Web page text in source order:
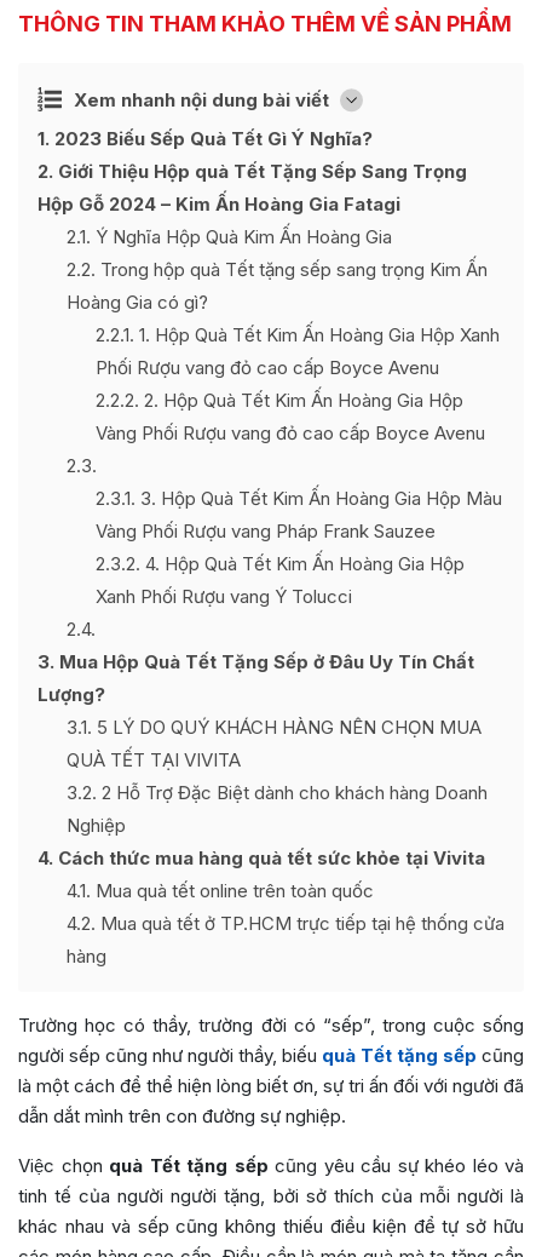
THÔNG TIN THAM KHẢO THÊM VỀ SẢN PHẨM
Xem nhanh nội dung bài viết [
Ẩn
1 2023 Biếu Sếp Quà Tết Gì Ý Nghĩa?
2 Giới Thiệu Hộp quà Tết Tặng Sếp Sang Trọng
Hộp Gỗ 2024 – Kim Ấn Hoàng Gia Fatagi
2.1 Ý Nghĩa Hộp Quà Kim Ấn Hoàng Gia
2.2 Trong hộp quà Tết tặng sếp sang trọng Kim Ấn
Hoàng Gia có gì?
2.2.1 1. Hộp Quà Tết Kim Ấn Hoàng Gia Hộp Xanh
Phối Rượu vang đỏ cao cấp Boyce Avenu
2.2.2 2. Hộp Quà Tết Kim Ấn Hoàng Gia Hộp
Vàng Phối Rượu vang đỏ cao cấp Boyce Avenu
2.3
2.3.1 3. Hộp Quà Tết Kim Ấn Hoàng Gia Hộp Màu
Vàng Phối Rượu vang Pháp Frank Sauzee
2.3.2 4. Hộp Quà Tết Kim Ấn Hoàng Gia Hộp
Xanh Phối Rượu vang Ý Tolucci
2.4
3 Mua Hộp Quà Tết Tặng Sếp ở Đâu Uy Tín Chất
Lượng?
3.1 5 LÝ DO QUÝ KHÁCH HÀNG NÊN CHỌN MUA
QUÀ TẾT TẠI VIVITA
3.2 2 Hỗ Trợ Đặc Biệt dành cho khách hàng Doanh
Nghiệp
4 Cách thức mua hàng quà tết sức khỏe tại Vivita
4.1 Mua quà tết online trên toàn quốc
4.2 Mua quà tết ở TP.HCM trực tiếp tại hệ thống cửa
hàng
Trường học có thầy, trường đời có “sếp”, trong cuộc sống
người sếp cũng như người thầy, biếu quà Tết tặng sếp cũng
là một cách để thể hiện lòng biết ơn, sự tri ấn đối với người đã
dẫn dắt mình trên con đường sự nghiệp.
Việc chọn quà Tết tặng sếp cũng yêu cầu sự khéo léo và
tinh tế của người người tặng, bởi sở thích của mỗi người là
khác nhau và sếp cũng không thiếu điều kiện để tự sở hữu